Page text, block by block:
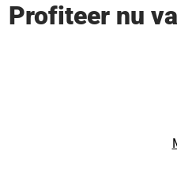
Shield Zwart
Profiteer nu